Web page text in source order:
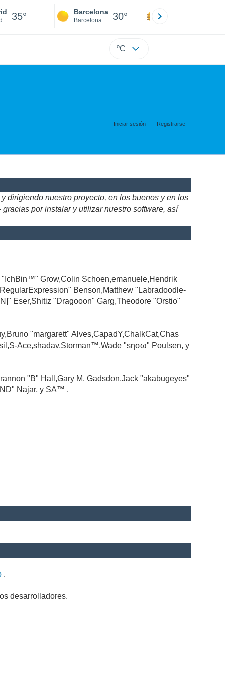
35° Barcelona
Barcelona 30°
ºC
Iniciar sesión Registrarse
dirigiendo nuestro proyecto, en los buenos y en los
por instalar y utilizar nuestro software, así
Grow,Colin Schoen,emanuele,Hendrik
Benson,Matthew "Labradoodle-
Eser,Shitiz "Dragooon" Garg,Theodore "Orstio"
"margarett" Alves,CapadY,ChalkCat,Chas
Ace,shadav,Storman™,Wade "sησω" Poulsen, y
"B" Hall,Gary M. Gadsdon,Jack "akabugeyes"
Najar, y SA™ .
.
desarrolladores.